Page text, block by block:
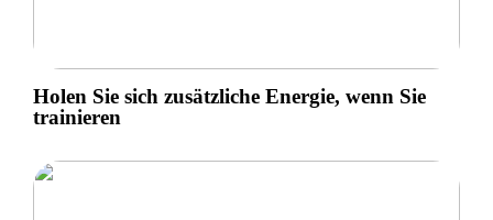
Holen Sie sich zusätzliche Energie, wenn Sie
trainieren